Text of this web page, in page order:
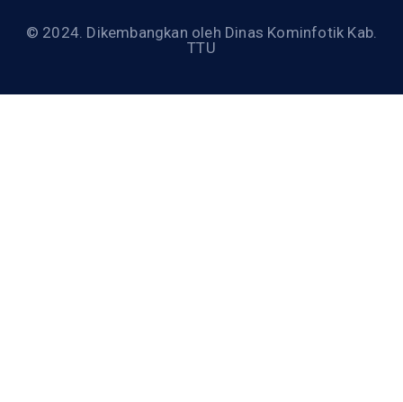
© 2024. Dikembangkan oleh Dinas Kominfotik Kab.
TTU